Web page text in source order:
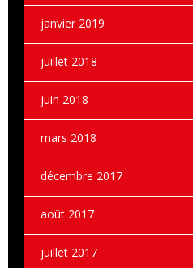
janvier 2019
juillet 2018
juin 2018
mars 2018
décembre 2017
août 2017
juillet 2017